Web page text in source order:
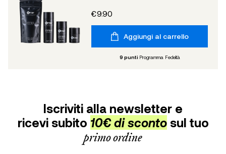
€9.90
Aggiungi al carrello
9 punti Programma Fedeltà
Iscriviti alla newsletter e
ricevi subito 10€ di scontosul tuo
primo ordine